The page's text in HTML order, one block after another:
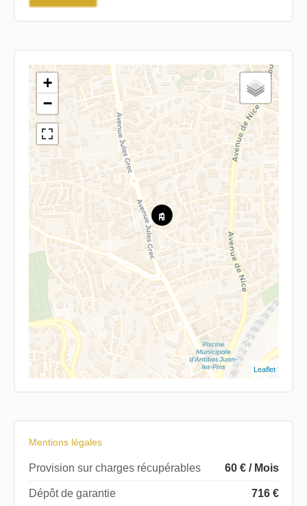
+
−
Leaflet
Mentions légales
Provision sur charges récupérables 60 € / Mois
Dépôt de garantie 716 €